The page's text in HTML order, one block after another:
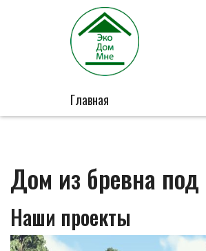
Главная
Дом из бревна
Наши проекты